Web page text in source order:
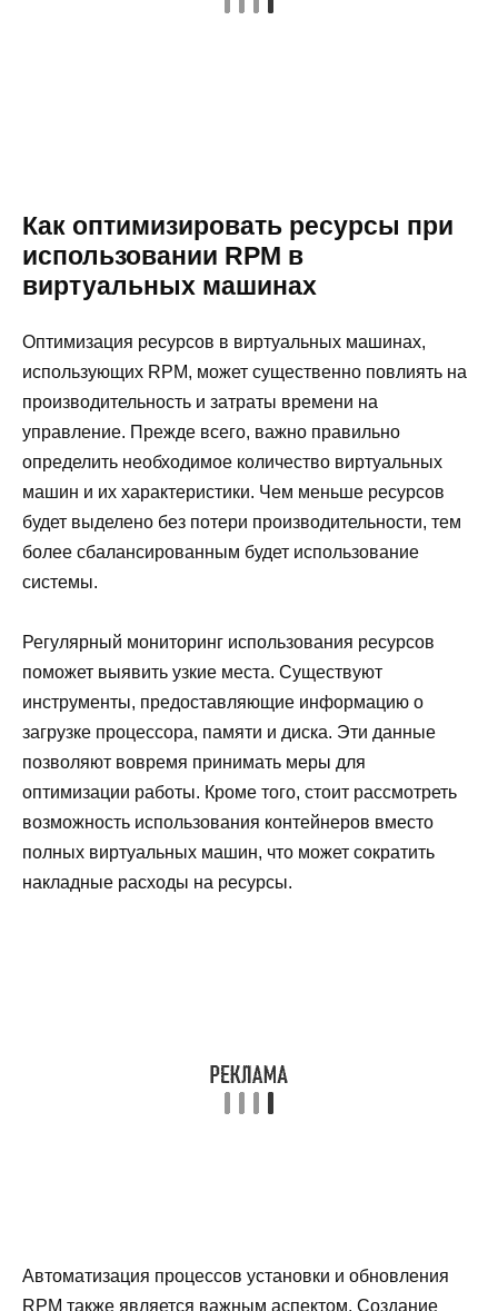
Как оптимизировать ресурсы при
использовании RPM в
виртуальных машинах
Оптимизация ресурсов в виртуальных машинах,
использующих RPM, может существенно повлиять на
производительность и затраты времени на
управление. Прежде всего, важно правильно
определить необходимое количество виртуальных
машин и их характеристики. Чем меньше ресурсов
будет выделено без потери производительности, тем
более сбалансированным будет использование
системы.
Регулярный мониторинг использования ресурсов
поможет выявить узкие места. Существуют
инструменты, предоставляющие информацию о
загрузке процессора, памяти и диска. Эти данные
позволяют вовремя принимать меры для
оптимизации работы. Кроме того, стоит рассмотреть
возможность использования контейнеров вместо
полных виртуальных машин, что может сократить
накладные расходы на ресурсы.
Автоматизация процессов установки и обновления
RPM также является важным аспектом. Создание